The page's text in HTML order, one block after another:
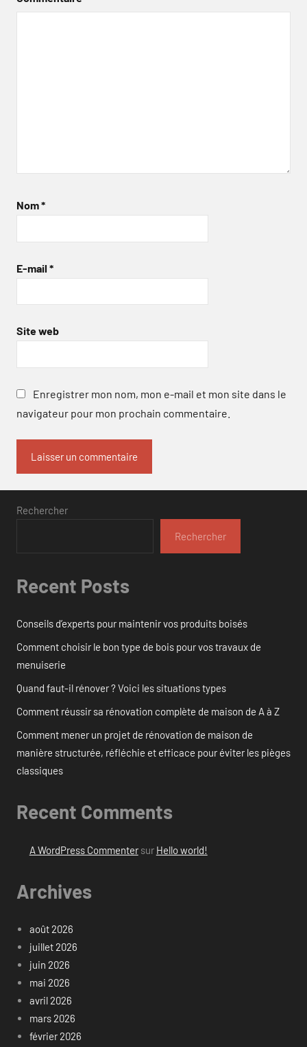
Nom*
E-mail *
Site web
Enregistrer mon nom, mon e-mail et mon site dans le
navigateur pour mon prochain commentaire.
Rechercher
Rechercher
Recent Posts
Conseils d’experts pour maintenir vos produits boisés
Comment choisir le bon type de bois pour vos travaux de
menuiserie
Quand faut-il rénover ? Voici les situations types
Comment réussir sa rénovation complète de maison de A à Z
Comment mener un projet de rénovation de maison de
manière structurée, réfléchie et efficace pour éviter les pièges
classiques
Recent Comments
A WordPress Commentersur Hello world!
Archives
août 2026
juillet 2026
juin 2026
mai 2026
avril 2026
mars 2026
février 2026